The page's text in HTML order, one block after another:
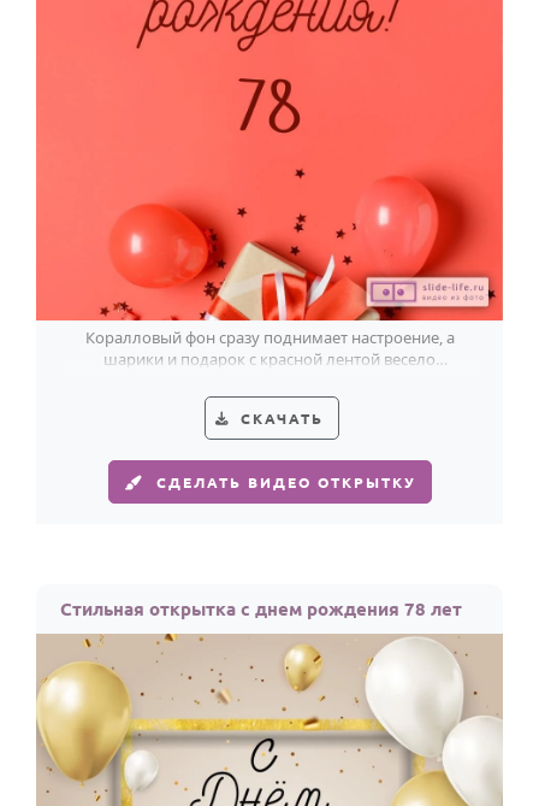
Коралловый фон сразу поднимает настроение, а
шарики и подарок с красной лентой весело
СКАЧАТЬ
СДЕЛАТЬ ВИДЕО ОТКРЫТКУ
Стильная открытка с днем рождения 78 лет